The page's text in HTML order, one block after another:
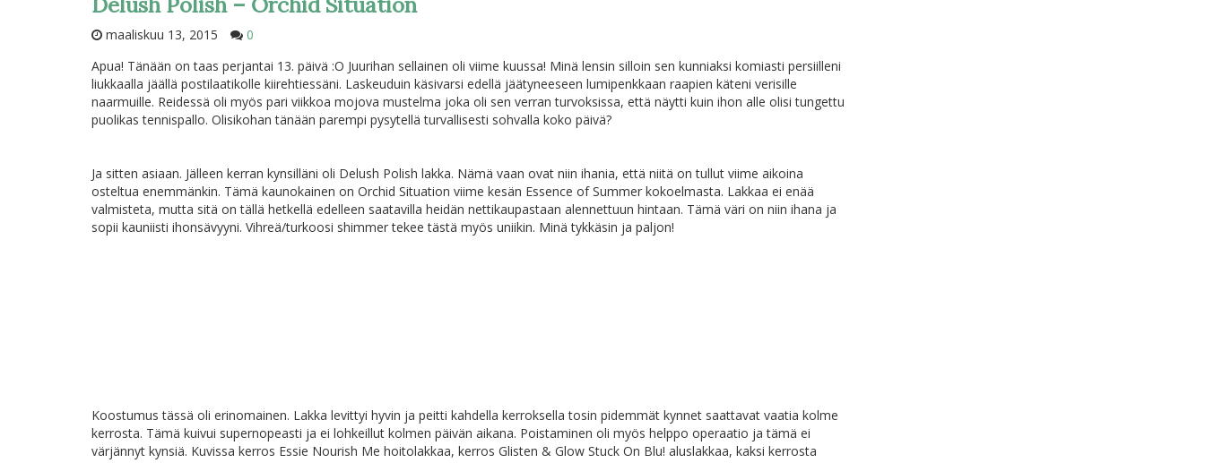
maaliskuu 13, 2015
0
Apua! Tänään on taas perjantai 13. päivä :O Juurihan sellainen oli viime kuussa! Minä lensin silloin sen kunniaksi komiasti persiilleni
liukkaalla jäällä postilaatikolle kiirehtiessäni. Laskeuduin käsivarsi edellä jäätyneeseen lumipenkkaan raapien käteni verisille
naarmuille. Reidessä oli myös pari viikkoa mojova mustelma joka oli sen verran turvoksissa, että näytti kuin ihon alle olisi tungettu
puolikas tennispallo. Olisikohan tänään parempi pysytellä turvallisesti sohvalla koko päivä?
Ja sitten asiaan. Jälleen kerran kynsilläni oli Delush Polish lakka. Nämä vaan ovat niin ihania, että niitä on tullut viime aikoina
osteltua enemmänkin. Tämä kaunokainen on Orchid Situation viime kesän Essence of Summer kokoelmasta. Lakkaa ei enää
valmisteta, mutta sitä on tällä hetkellä edelleen saatavilla heidän nettikaupastaan alennettuun hintaan. Tämä väri on niin ihana ja
sopii kauniisti ihonsävyyni. Vihreä/turkoosi shimmer tekee tästä myös uniikin. Minä tykkäsin ja paljon!
Koostumus tässä oli erinomainen. Lakka levittyi hyvin ja peitti kahdella kerroksella tosin pidemmät kynnet saattavat vaatia kolme
kerrosta. Tämä kuivui supernopeasti ja ei lohkeillut kolmen päivän aikana. Poistaminen oli myös helppo operaatio ja tämä ei
värjännyt kynsiä. Kuvissa kerros Essie Nourish Me hoitolakkaa, kerros Glisten & Glow Stuck On Blu! aluslakkaa, kaksi kerrosta